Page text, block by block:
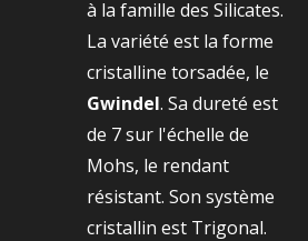
à la famille des Silicates.
La variété est la forme
cristalline torsadée, le
Gwindel. Sa dureté est
de 7 sur l'échelle de
Mohs, le rendant
résistant. Son système
cristallin est Trigonal.